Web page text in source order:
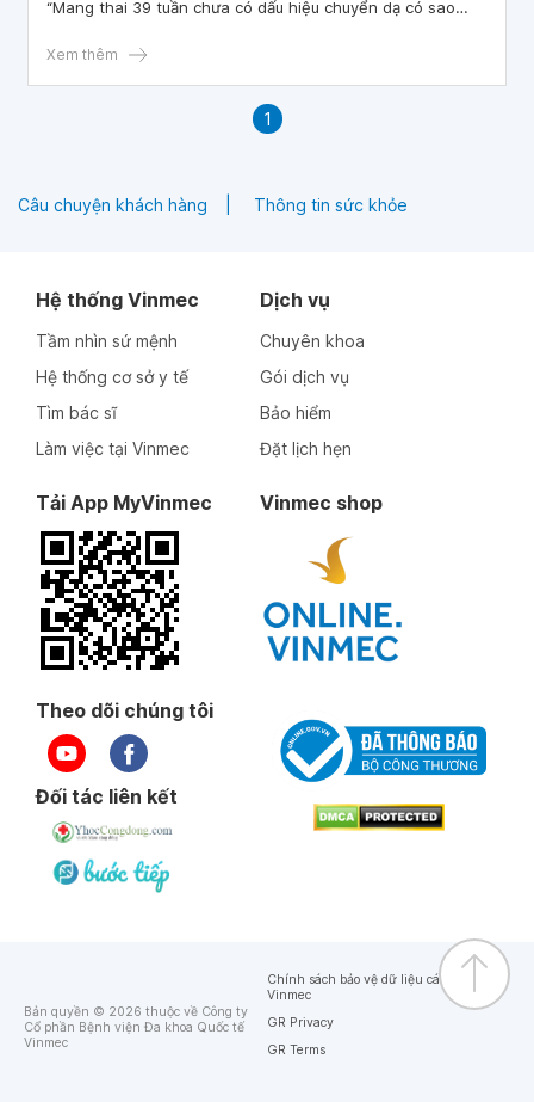
“Mang thai 39 tuần chưa có dấu hiệu chuyển dạ có sao
Xem thêm
1
Câu chuyện khách hàng Thông tin sức khỏe
Hệ thống Vinmec
Tầm nhìn sứ mệnh
Hệ thống cơ sở y tế
Tìm bác sĩ
Làm việc tại Vinmec
Dịch vụ
Chuyên khoa
Gói dịch vụ
Bảo hiểm
Đặt lịch hẹn
Tải App MyVinmec Vinmec shop
Theo dõi chúng tôi
Đối tác liên kết
Bản quyền © 2026 thuộc về Công ty
Cổ phần Bệnh viện Đa khoa Quốc tế
Vinmec
Chính sách bảo vệ dữ liệu cá nhân của
Vinmec
GR Privacy
GR Terms